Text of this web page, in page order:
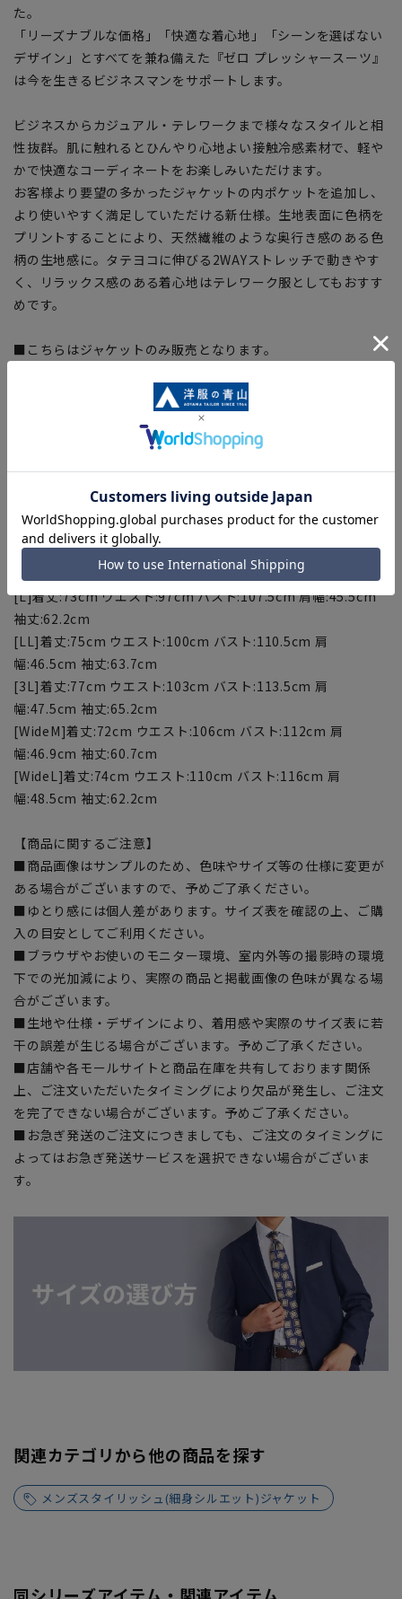
た。
「リーズナブルな価格」「快適な着心地」「シーンを選ばない
デザイン」とすべてを兼ね備えた『ゼロ プレッシャースーツ』
は今を生きるビジネスマンをサポートします。
ビジネスからカジュアル・テレワークまで様々なスタイルと相
性抜群。肌に触れるとひんやり心地よい接触冷感素材で、軽や
かで快適なコーディネートをお楽しみいただけます。
お客様より要望の多かったジャケットの内ポケットを追加し、
より使いやすく満足していただける新仕様。生地表面に色柄を
プリントすることにより、天然繊維のような奥行き感のある色
柄の生地感に。タテヨコに伸びる2WAYストレッチで動きやす
く、リラックス感のある着心地はテレワーク服としてもおすす
めです。
■こちらはジャケットのみ販売となります。
スラックス：APSZ2504
※セットアップ対応商品は在庫切れの場合がございます。
[S]着丈:69cm ウエスト:91cm バスト:101.5cm 肩幅:43.5cm
袖丈:59.2cm
[M]着丈:71cm ウエスト:94cm バスト:104.5cm 肩幅:44.5cm
[L]着丈:73cm ウエスト:97cm バスト:107.5cm 肩幅:45.5cm
袖丈:62.2cm
[LL]着丈:75cm ウエスト:100cm バスト:110.5cm 肩
幅:46.5cm 袖丈:63.7cm
[3L]着丈:77cm ウエスト:103cm バスト:113.5cm 肩
幅:47.5cm 袖丈:65.2cm
[WideM]着丈:72cm ウエスト:106cm バスト:112cm 肩
幅:46.9cm 袖丈:60.7cm
[WideL]着丈:74cm ウエスト:110cm バスト:116cm 肩
幅:48.5cm 袖丈:62.2cm
【商品に関するご注意】
■商品画像はサンプルのため、色味やサイズ等の仕様に変更が
ある場合がございますので、予めご了承ください。
■ゆとり感には個人差があります。サイズ表を確認の上、ご購
入の目安としてご利用ください。
■ブラウザやお使いのモニター環境、室内外等の撮影時の環境
下での光加減により、実際の商品と掲載画像の色味が異なる場
合がございます。
■生地や仕様・デザインにより、着用感や実際のサイズ表に若
干の誤差が生じる場合がございます。予めご了承ください。
■店舗や各モールサイトと商品在庫を共有しております関係
上、ご注文いただいたタイミングにより欠品が発生し、ご注文
を完了できない場合がございます。予めご了承ください。
■お急ぎ発送のご注文につきましても、ご注文のタイミングに
よってはお急ぎ発送サービスを選択できない場合がございま
す。
関連カテゴリから他の商品を探す
メンズスタイリッシュ(細身シルエット)ジャケット